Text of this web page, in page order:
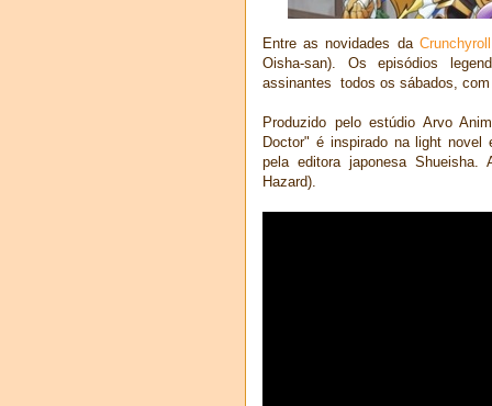
Entre as novidades da Crunchyroll
Oisha-san). Os episódios
assinantes todos os sábados,
Produzido pelo estúdio Arvo
Doctor" é inspirado na light novel
pela editora japonesa
Hazard).